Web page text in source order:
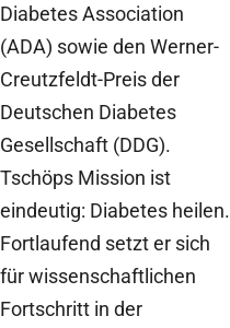
Diabetes Association
(ADA) sowie den Werner-
Creutzfeldt-Preis der
Deutschen Diabetes
Gesellschaft (DDG).
Tschöps Mission ist
eindeutig: Diabetes heilen.
Fortlaufend setzt er sich
für wissenschaftlichen
Fortschritt in der